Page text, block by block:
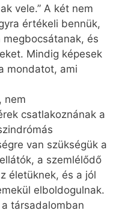
vele.” A két nem
értékeli bennük,
és
Mindig képesek
mondatot, ami
nem
csatlakoznának a
van szükségük a
a szemlélődő
életüknek, és a jól
elboldogulnak.
a társadalomban